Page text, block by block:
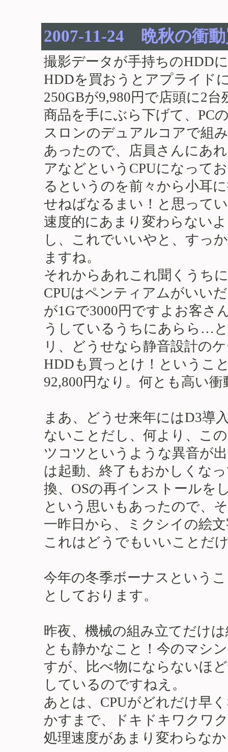
2007-11-24 晩秋の衝
撮影データが手持ちのHDD
HDDを買おうとアプライド
250GBが9,980円で店頭に2
商品を手にぶら下げて、PC
スロンのデュアルコアで組
あったので、店員さんにあ
アなどというCPUになって
るというのを前々から小耳
せねばなるまい！と思って
速度的にあまり変わらない
し、これでいいやと、すっ
ますね。
それからあれこれ聞くうち
CPUはペンティアムがいい
が1Gで3000円ですよお客さ
うしているうちにあらら…
リ、どうせなら静音設計の
HDDも買っとけ！というこ
92,800円なり。何とも高い
まあ、どうせ来年にはD3導
ないことだし、何より、こ
ツコツというような異音が
は起動、終了もおかしくな
換、OSの再インストールを
という思いもあったので、
一昨日から、ミクシイの絵
これはどうでもいいことだ
今年の冬季ボーナスという
としております。
昨夜、機械の組み立てだけ
とも静かなこと！今のマシ
すが、比べ物にならないほ
しているのですねえ。
あとは、CPUがどれだけ早
かすまで、ドキドキワクワ
処理速度があまり変わらな